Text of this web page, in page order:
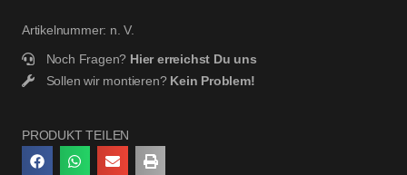
Artikelnummer: n. V.
Noch Fragen? Hier erreichst Du uns
Sollen wir montieren? Kein Problem!
PRODUKT TEILEN